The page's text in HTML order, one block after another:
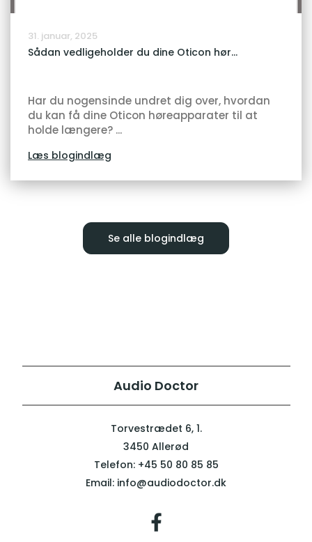
31. januar, 2025
Sådan vedligeholder du dine Oticon hør...
Har du nogensinde undret dig over, hvordan
du kan få dine Oticon høreapparater til at
holde længere? ...
Læs blogindlæg
Se alle blogindlæg
Audio Doctor
Torvestrædet 6, 1.
3450 Allerød
Telefon: +45 50 80 85 85
Email: info@audiodoctor.dk